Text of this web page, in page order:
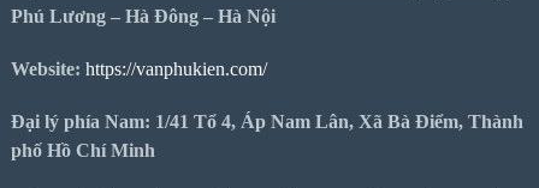
Phú Lương – Hà Đông – Hà Nội
Website: https://vanphukien.com/
Đại lý phía Nam: 1/41 Tổ 4, Áp Nam Lân, Xã Bà Điểm, Thành
phố Hồ Chí Minh